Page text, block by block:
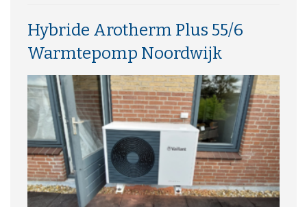
Hybride Arotherm Plus 55/6
Warmtepomp Noordwijk